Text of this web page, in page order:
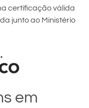
certificação válida
junto ao Ministério
em